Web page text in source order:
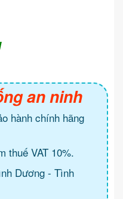
an ninh
hành chính hãng
thuế VAT 10%.
Dương - Tình